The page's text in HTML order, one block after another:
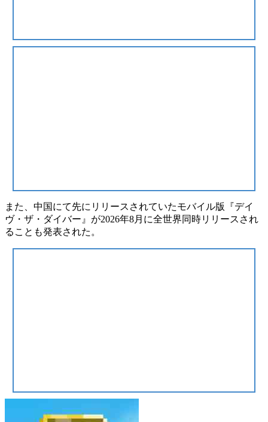
また、中国にて先にリリースされていたモバイル版『デイ
ヴ・ザ・ダイバー』 が2026年8月に全世界同時リリース され
ることも発表された。